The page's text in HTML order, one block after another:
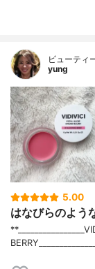
ビューテ
yung
5.00
はなびらのよう